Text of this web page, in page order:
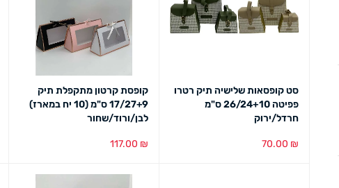
סט קופסאות שלישיה תיק רטרו
פפיטה 26/24+10 ס"מ
חרדל/ירוק
70.00 ₪
קופסת קרטון מתקפלת תיק
17/27+9 ס"מ (10 יח במארז)
לבן/ורוד/שחור
117.00 ₪